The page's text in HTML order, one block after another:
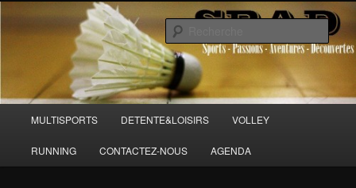
SPAD 86
Sports Passions Aventures et Découvertes
principal
MULTISPORTS DETENTE&LOISIRS VOLLEY
RUNNING CONTACTEZ-NOUS AGENDA